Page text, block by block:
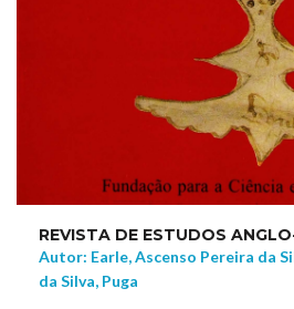
REVISTA DE ESTUDOS
Autor: Earle, Ascenso Pereira da
da Silva, Puga